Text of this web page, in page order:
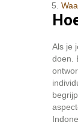
Als je
doen.